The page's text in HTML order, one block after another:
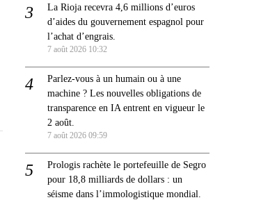
La Rioja recevra 4,6 millions d’euros
d’aides du gouvernement espagnol pour
l’achat d’engrais.
7 août 2026 10:32
Parlez-vous à un humain ou à une
machine ? Les nouvelles obligations de
transparence en IA entrent en vigueur le
2 août.
7 août 2026 09:59
Prologis rachète le portefeuille de Segro
pour 18,8 milliards de dollars : un
séisme dans l’immologistique mondial.